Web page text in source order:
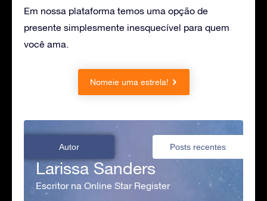
Em nossa plataforma temos uma opção de
presente simplesmente inesquecível para quem
você ama.
Nomeie uma estrela!
Autor Posts recentes
Larissa Sanders
Escritor na Online Star Register